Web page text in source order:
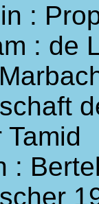
:
: de
: